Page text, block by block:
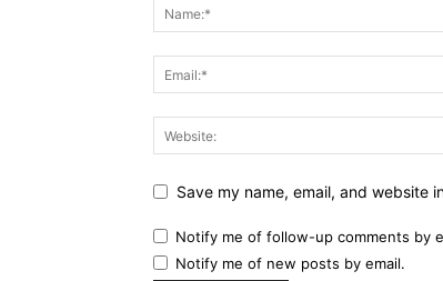
Save my name, email, and website
Notify me of follow-up comments by
Notify me of new posts by email.